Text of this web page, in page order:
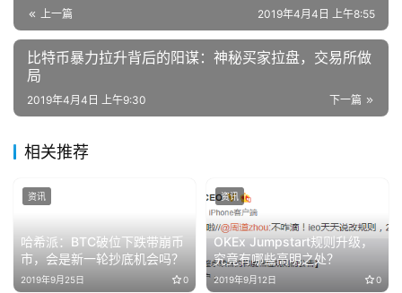
上一篇 2019年4月4日 上午8:55
比特币暴力拉升背后的阳谋：神秘买家拉盘，交易所做
局
下一篇
2019年4月4日 上午9:30
相关推荐
哈希派：BTC破位下跌带崩币
市，会是新一轮抄底机会吗？
2019年9月25日 0
资讯
OKEx Jumpstart规则升级，
究竟有哪些高明之处？
2019年9月12日 0
资讯